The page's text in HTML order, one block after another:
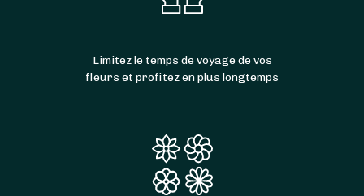
Limitez le temps de voyage de vos
fleurs et profitez en plus longtemps